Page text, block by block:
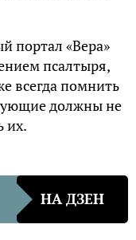
портал «Вера»
псалтыря,
всегда помнить
должны не
их.
НА ДЗЕН